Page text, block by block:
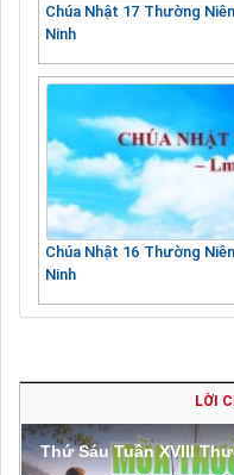
Chúa Nhật 17 Thường
Ninh
Chúa Nhật 16 Thường
Ninh
LỜI
Thứ Sáu Tuần XVIII